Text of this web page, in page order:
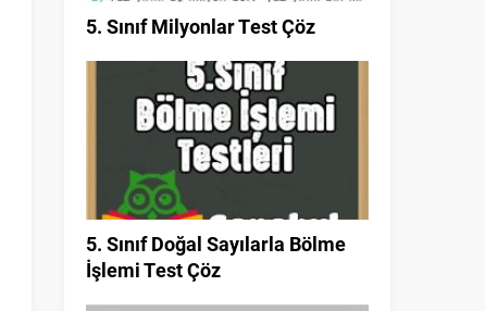
5. Sınıf Milyonlar Test Çöz
5. Sınıf Doğal Sayılarla Bölme
İşlemi Test Çöz